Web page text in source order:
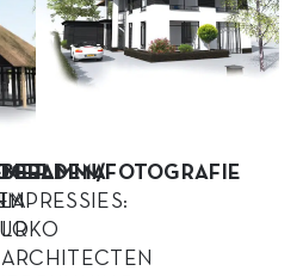
BEELDEN/FOTOGRAFIE
IMPRESSIES:
LOKO
ARCHITECTEN